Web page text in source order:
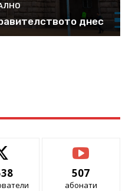
днес
507
абонати